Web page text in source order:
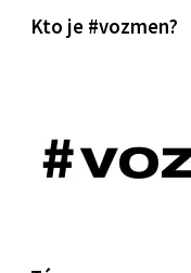
Kto je #vozmen?